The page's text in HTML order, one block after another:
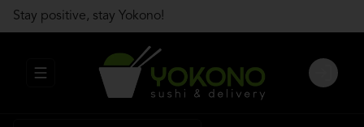
Stay positive, stay Yokono!
Abrir menu de navegación Login